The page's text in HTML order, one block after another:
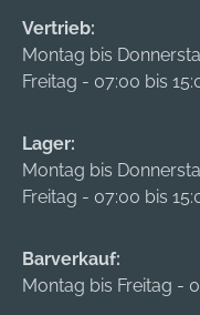
Vertrieb:
Montag bis
Freitag - 07:00 bis
Lager:
Montag bis
Freitag - 07:00 bis
Barverkauf:
Montag bis Freitag -